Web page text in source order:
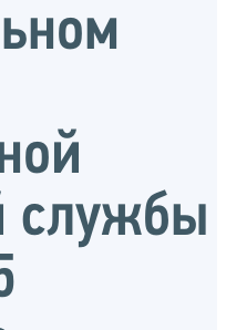
службы